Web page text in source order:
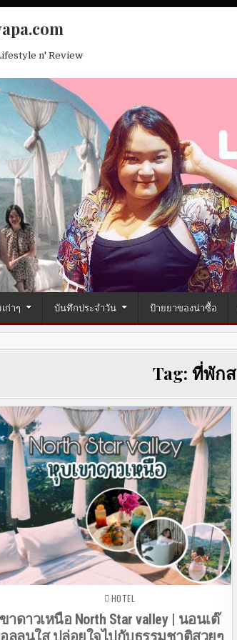
n' Review
ก่าๆ บันทึกประจำวัน ป้ายยาของน่าซื้อ
Tag:ที่พักส
HOTEL
าดาวเหนือ North Star valley | นอนเต๊
ลลูนใส ปล่อยใจไปกับธรรมชาติสวยๆ